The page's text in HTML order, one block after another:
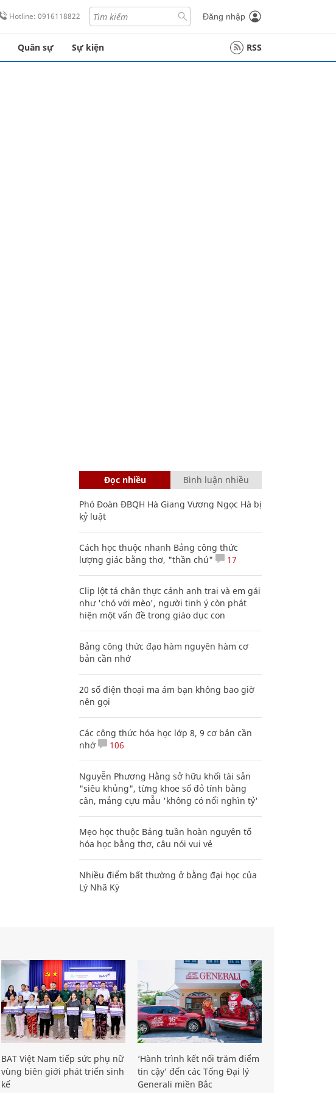
Hotline: 0916118822 Đăng nhập
Quân sự Sự kiện RSS
Đọc nhiều Bình luận nhiều
Phó Đoàn ĐBQH Hà Giang Vương Ngọc Hà bị
kỷ luật
Cách học thuộc nhanh Bảng công thức
lượng giác bằng thơ, "thần chú"
17
Clip lột tả chân thực cảnh anh trai và em gái
như 'chó với mèo', người tinh ý còn phát
hiện một vấn đề trong giáo dục con
Bảng công thức đạo hàm nguyên hàm cơ
bản cần nhớ
20 số điện thoại ma ám bạn không bao giờ
nên gọi
Các công thức hóa học lớp 8, 9 cơ bản cần
nhớ
106
Nguyễn Phương Hằng sở hữu khối tài sản
"siêu khủng", từng khoe sổ đỏ tính bằng
cân, mắng cựu mẫu 'không có nổi nghìn tỷ'
Mẹo học thuộc Bảng tuần hoàn nguyên tố
hóa học bằng thơ, câu nói vui vẻ
Nhiều điểm bất thường ở bằng đại học của
Lý Nhã Kỳ
BAT Việt Nam tiếp sức phụ nữ
vùng biên giới phát triển sinh
kế
‘Hành trình kết nối trăm điểm
tin cậy’ đến các Tổng Đại lý
Generali miền Bắc